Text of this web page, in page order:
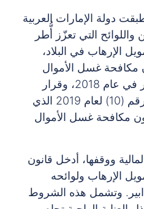
دولة الإمارات العربية
واللوائح التي تعزّز أُّطر
الإرهاب في البلاد،
مكافحة غسل الأموال
وتمويل الإرهاب الذي صدر في عام 2018، وقرار
مجلس الوزراء الإماراتي رقم (10) لعام 2019 الذي
مكافحة غسل الأموال
ووقفها، أدخل قانون
الإرهاب ولوائحه
وتشمل هذه الشروط